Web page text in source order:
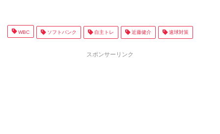
WBC ソフトバンク 自主トレ 近藤健介 速球対策
スポンサーリンク